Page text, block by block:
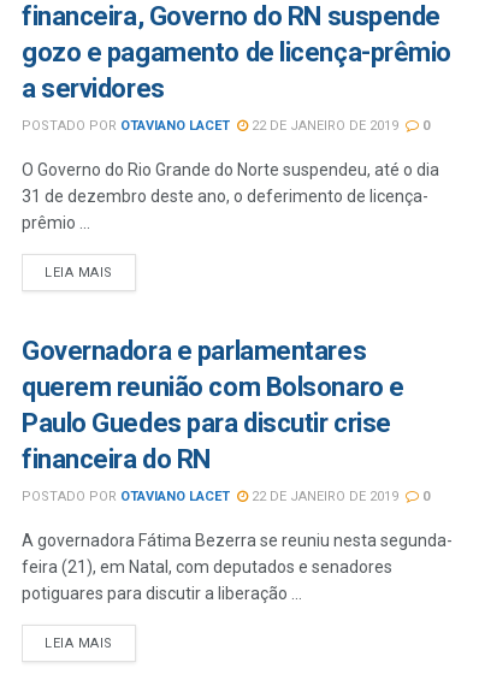
financeira, Governo do RN suspende
gozo e pagamento de licença-prêmio
a servidores
POSTADO POR OTAVIANO LACET 22 DE JANEIRO DE 2019 0
O Governo do Rio Grande do Norte suspendeu, até o dia
31 de dezembro deste ano, o deferimento de licença-
prêmio ...
LEIA MAIS
Governadora e parlamentares
querem reunião com Bolsonaro e
Paulo Guedes para discutir crise
financeira do RN
POSTADO POR OTAVIANO LACET 22 DE JANEIRO DE 2019 0
A governadora Fátima Bezerra se reuniu nesta segunda-
feira (21), em Natal, com deputados e senadores
potiguares para discutir a liberação ...
LEIA MAIS